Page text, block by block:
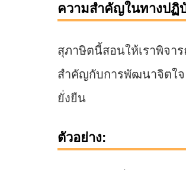
ความสำคัญในทางปฏิ
สุภาษิตนี้สอนให้เราพิจ
สำคัญกับการพัฒนาจิตใจ
ยั่งยืน
ตัวอย่าง: